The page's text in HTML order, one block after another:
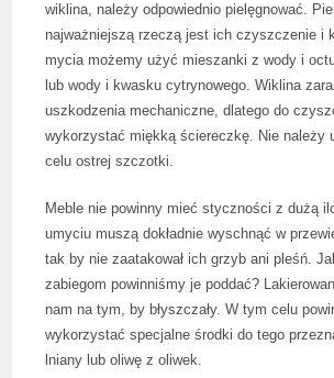
wiklina, należy odpowiednio pielęgnować.
najważniejszą rzeczą jest ich czyszczenie i
mycia możemy użyć mieszanki z wody i
lub wody i kwasku cytrynowego. Wiklina
uszkodzenia mechaniczne, dlatego do
wykorzystać miękką ściereczkę. Nie należy
celu ostrej szczotki.
Meble nie powinny mieć styczności z dużą
umyciu muszą dokładnie wyschnąć w
tak by nie zaatakował ich grzyb ani pleśń.
zabiegom powinniśmy je poddać?
nam na tym, by błyszczały. W tym celu
wykorzystać specjalne środki do tego
lniany lub oliwę z oliwek.